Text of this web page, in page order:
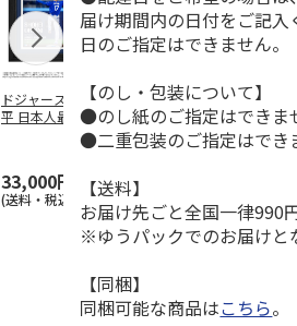
ドジャース 大谷翔
平 日本人最多53試
合連続出塁記念 ダ
33,000円
(送料・税込)
MLB ドジャース 大
谷翔平 2026 NL 3・
4月投手…
イ
届け期間内の日付をご記
日のご指定はできません。
【のし・包装について】
●のし紙のご指定はできま
●二重包装のご指定はでき
【送料】
お届け先ごと全国一律990
※ゆうパックでのお届けと
【同梱】
同梱可能な商品はこちら。